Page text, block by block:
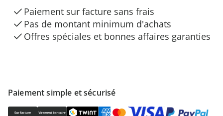
Paiement simple et sécurisé
Paiement sur facture sans frais
Pas de montant minimum d'achats
Offres spéciales et bonnes affaires garanties